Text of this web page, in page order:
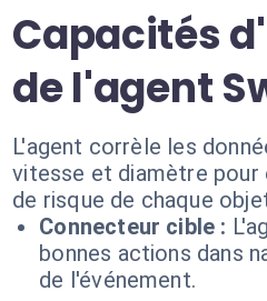
Capacités
de l'agent
L'agent corrèle les
vitesse et diamètre pour
de risque de chaque
Connecteur cible :
bonnes actions dans
de l'événement.